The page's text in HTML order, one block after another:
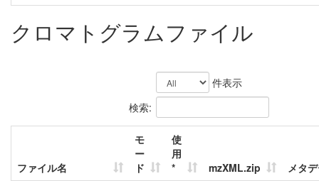
クロマトグラムファイル
件表示
検索:
ファイル名
モ
ー
ド
使
用
*
mzXML.zip
メタ